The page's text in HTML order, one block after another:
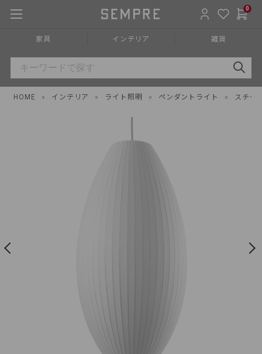
0
家具 インテリア 雑貨
HOME » インテリア » ライト照明 » ペンダントライト » スチー